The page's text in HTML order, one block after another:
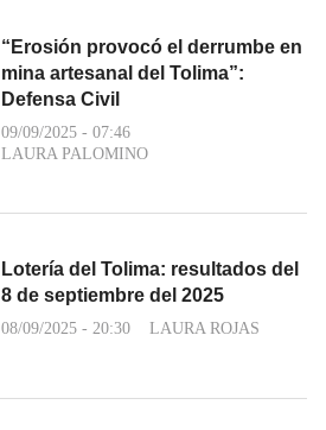
“Erosión provocó el derrumbe en
mina artesanal del Tolima”:
Defensa Civil
09/09/2025 - 07:46
LAURA PALOMINO
Lotería del Tolima: resultados del
8 de septiembre del 2025
08/09/2025 - 20:30 LAURA ROJAS